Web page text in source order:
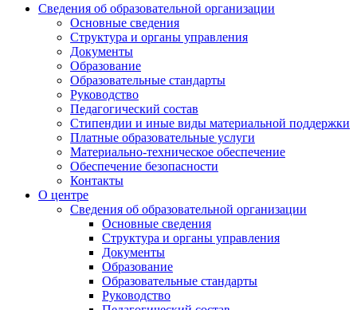
Сведения об образовательной организации
Основные сведения
Структура и органы управления
Документы
Образование
Образовательные стандарты
Руководство
Педагогический состав
Стипендии и иные виды материальной поддержки
Платные образовательные услуги
Материально-техническое обеспечение
Обеспечение безопасности
Контакты
О центре
Сведения об образовательной организации
Основные сведения
Структура и органы управления
Документы
Образование
Образовательные стандарты
Руководство